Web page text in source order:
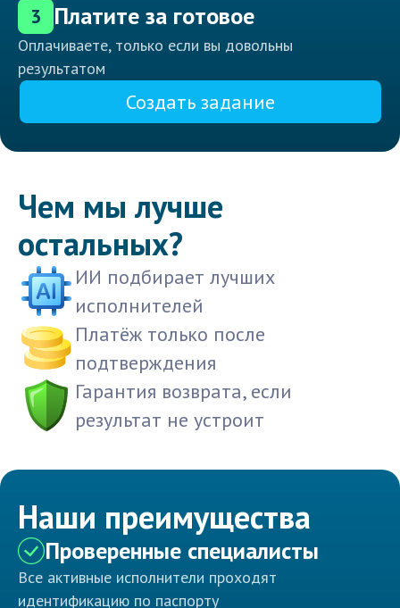
3 Платите за готовое
Оплачиваете, только если вы довольны
результатом
Создать задание
Чем мы лучше
остальных?
ИИ подбирает лучших
исполнителей
Платёж только после
подтверждения
Гарантия возврата, если
результат не устроит
Наши преимущества
Проверенные специалисты
Все активные исполнители проходят
идентификацию по паспорту